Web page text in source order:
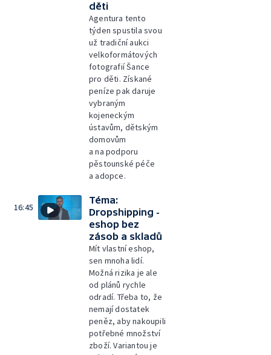
děti
Agentura tento
týden spustila svou
už tradiční aukci
velkoformátových
fotografií Šance
pro děti. Získané
peníze pak daruje
vybraným
kojeneckým
ústavům, dětským
domovům
a na podporu
pěstounské péče
a adopce.
16:45
Téma:
Dropshipping -
eshop bez
zásob a skladů
Mít vlastní eshop,
sen mnoha lidí.
Možná rizika je ale
od plánů rychle
odradí. Třeba to, že
nemají dostatek
peněz, aby nakoupili
potřebné množství
zboží. Variantou je